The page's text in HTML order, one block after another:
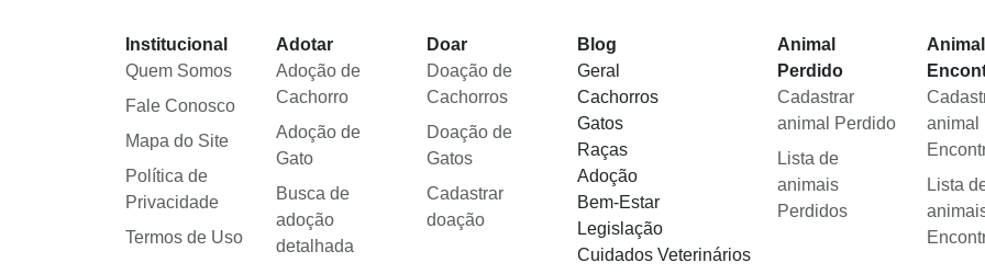
Institucional
Quem Somos
Fale Conosco
Mapa do Site
Política de
Privacidade
Termos de Uso
Adotar
Adoção de
Cachorro
Adoção de
Gato
Busca de
adoção
detalhada
Doar
Doação de
Cachorros
Doação de
Gatos
Cadastrar
doação
Blog
Geral
Cachorros
Gatos
Raças
Adoção
Bem-Estar
Legislação
Cuidados Veterinários
Animal
Perdido
Cadastrar
animal Perdido
Lista de
animais
Perdidos
Animal
animal
Lista